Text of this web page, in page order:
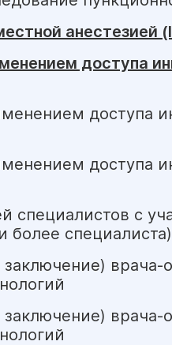
анестезией
доступа
доступа
доступа
специалистов с
более специалиста)
заключение)